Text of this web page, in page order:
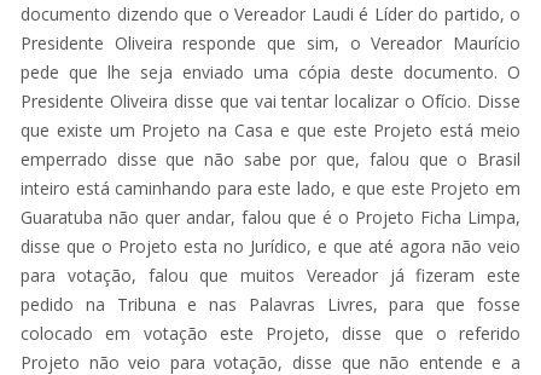
documento dizendo que o Vereador Laudi é Líder do partido, o
Presidente Oliveira responde que sim, o Vereador Maurício
pede que lhe seja enviado uma cópia deste documento. O
Presidente Oliveira disse que vai tentar localizar o Ofício. Disse
que existe um Projeto na Casa e que este Projeto está meio
emperrado disse que não sabe por que, falou que o Brasil
inteiro está caminhando para este lado, e que este Projeto em
Guaratuba não quer andar, falou que é o Projeto Ficha Limpa,
disse que o Projeto esta no Jurídico, e que até agora não veio
para votação, falou que muitos Vereador já fizeram este
pedido na Tribuna e nas Palavras Livres, para que fosse
colocado em votação este Projeto, disse que o referido
Projeto não veio para votação, disse que não entende e a